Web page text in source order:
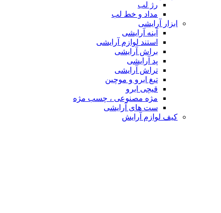
رژ لب
مداد و خط لب
ابزار آرایشی
آینه آرایشی
استند لوازم آرایشی
براش آرایشی
پد آرایشی
تراش آرایشی
تیغ ابرو و موچین
قیچی ابرو
مژه مصنوعی ، چسب مژه
ست های آرایشی
کیف لوازم آرایش